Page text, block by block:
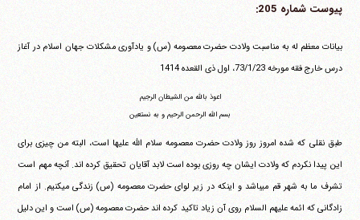
پیوست شماره 205:
بیانات معظم له به مناسبت ولادت حضرت معصومه (س) و یادآوری مشکلات جهان اسلام در آغاز
درس خارج فقه مورخه ‏73/1/23، اول ذی القعده 1414
اعوذ بالله من الشیطان الرجیم
بسم الله الرحمن الرحیم و به نستعین
طبق نقلی که شده امروز روز ولادت حضرت معصومه سلام الله علیها است، البته من چیزی برای
این پیدا نکردم که ولادت ایشان چه روزی بوده است لابد آقایان تحقیق کرده اند. آنچه مهم است
تشرف ما به شهر قم می‎باشد و اینکه در زیر لوای حضرت معصومه (س) زندگی می‎کنیم. از امام
زادگانی که ائمه علیهم السلام روی آن زیاد تاکید کرده اند حضرت معصومه (س) است و این دلیل